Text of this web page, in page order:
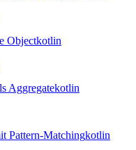
Objectkotlin
Aggregatekotlin
Pattern-Matchingkotlin